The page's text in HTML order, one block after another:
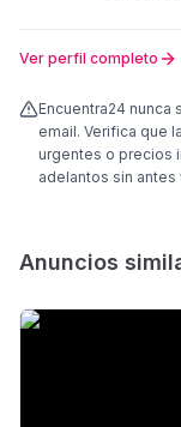
Ver perfil completo
Encuentra24
email. Verifica que
urgentes o precios
adelantos sin
Anuncios